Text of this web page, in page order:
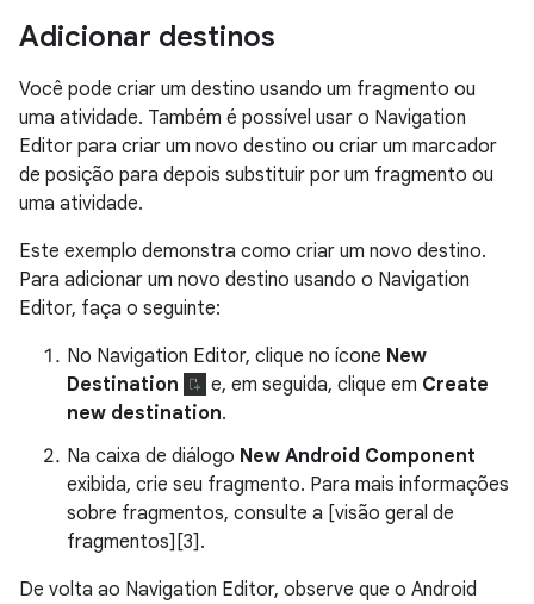
Adicionar destinos
Você pode criar um destino usando um fragmento ou
uma atividade. Também é possível usar o Navigation
Editor para criar um novo destino ou criar um marcador
de posição para depois substituir por um fragmento ou
uma atividade.
Este exemplo demonstra como criar um novo destino.
Para adicionar um novo destino usando o Navigation
Editor, faça o seguinte:
No Navigation Editor, clique no ícone New
Destination
e, em seguida, clique em Create
new destination.
Na caixa de diálogo New Android Component
exibida, crie seu fragmento. Para mais informações
sobre fragmentos, consulte a [visão geral de
fragmentos][3].
De volta ao Navigation Editor, observe que o Android